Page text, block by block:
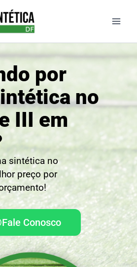
por
no
III em
sintética no
preço por
Fale Conosco